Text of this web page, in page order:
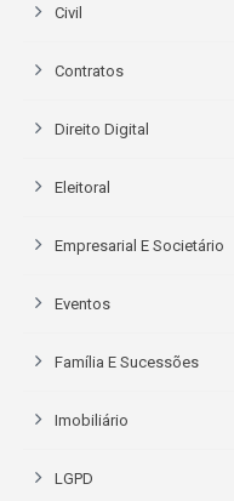
Civil
Contratos
Direito Digital
Eleitoral
Empresarial E Societário
Eventos
Família E Sucessões
Imobiliário
LGPD